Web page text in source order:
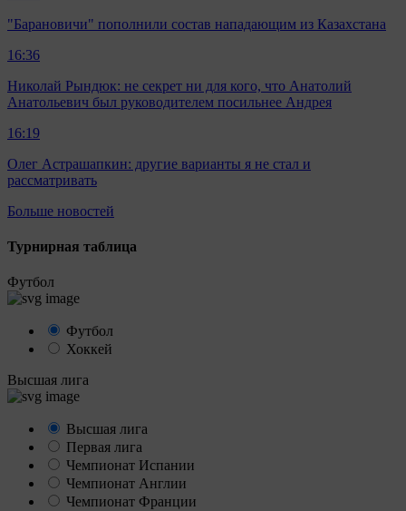
"Барановичи" пополнили состав нападающим из Казахстана
16:36
Николай Рындюк: не секрет ни для кого, что Анатолий
Анатольевич был руководителем посильнее Андрея
16:19
Олег Астрашапкин: другие варианты я не стал и
рассматривать
Больше новостей
Турнирная таблица
Футбол
Футбол
Хоккей
Высшая лига
Высшая лига
Первая лига
Чемпионат Испании
Чемпионат Англии
Чемпионат Франции